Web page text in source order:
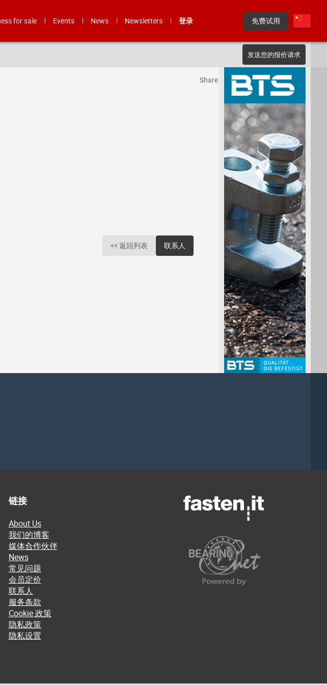
for sale Events News Newsletters 登录 免费试用
发送您的报价请求
<< 返回列表 联系人
Share
链接
About Us
我们的博客
媒体合作伙伴
News
常见问题
会员定价
联系人
服务条款
Cookie 政策
隐私政策
隐私设置